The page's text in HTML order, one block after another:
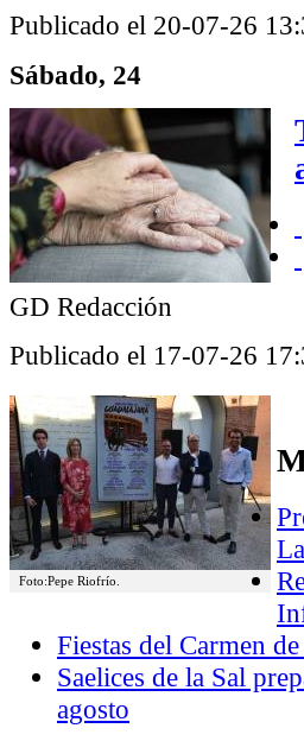
Publicado el 20-07-26
Sábado, 24
GD Redacción
Publicado el 17-07-26
Foto:Pepe Riofrío.
Fiestas del Carmen
Saelices de la Sal
agosto